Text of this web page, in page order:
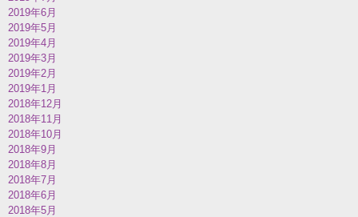
2019年6月
2019年5月
2019年4月
2019年3月
2019年2月
2019年1月
2018年12月
2018年11月
2018年10月
2018年9月
2018年8月
2018年7月
2018年6月
2018年5月